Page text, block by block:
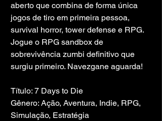
aberto que combina de forma única
jogos de tiro em primeira pessoa,
survival horror, tower defense e RPG.
Jogue o RPG sandbox de
sobrevivência zumbi definitivo que
surgiu primeiro. Navezgane aguarda!
Título: 7 Days to Die
Gênero: Ação, Aventura, Indie, RPG,
Simulação, Estratégia